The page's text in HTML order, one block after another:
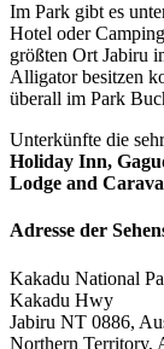
Im Park gibt es
Hotel oder
größten Ort Jabiru
Alligator besitzen
überall im Park
Unterkünfte die
Holiday Inn,
Lodge and
Adresse der
Kakadu National
Kakadu Hwy
Jabiru NT 0886,
Northern Territory,